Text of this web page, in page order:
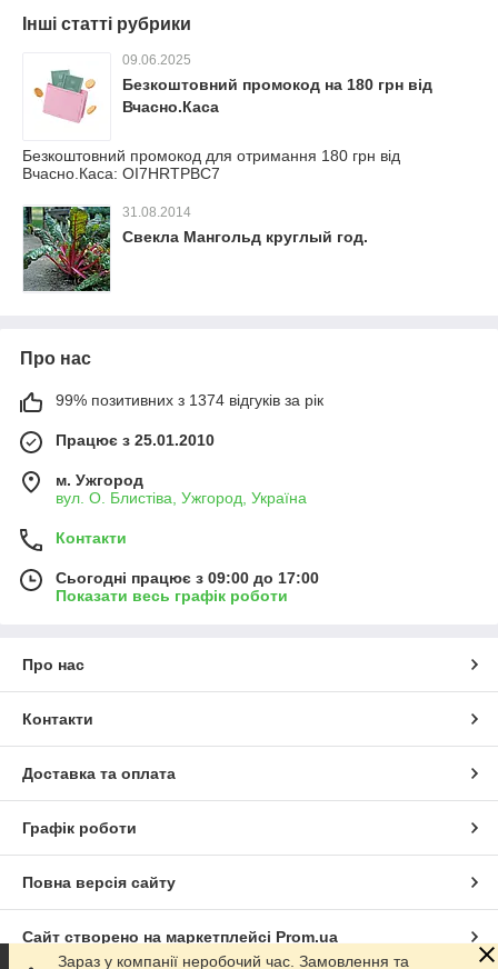
Інші статті рубрики
09.06.2025
Безкоштовний промокод на 180 грн від
Вчасно.Каса
Безкоштовний промокод для отримання 180 грн від
Вчасно.Каса: OI7HRTPBC7
31.08.2014
Свекла Мангольд круглый год.
Про нас
99% позитивних з 1374 відгуків за рік
Працює з 25.01.2010
м. Ужгород
вул. О. Блистіва, Ужгород, Україна
Контакти
Сьогодні працює з 09:00 до 17:00
Показати весь графік роботи
Про нас
Контакти
Доставка та оплата
Графік роботи
Повна версія сайту
Сайт створено на маркетплейсі Prom.ua
Зараз у компанії неробочий час. Замовлення та